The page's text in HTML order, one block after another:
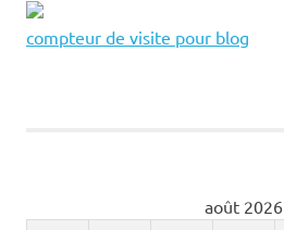
compteur de visite pour blog
août 2026